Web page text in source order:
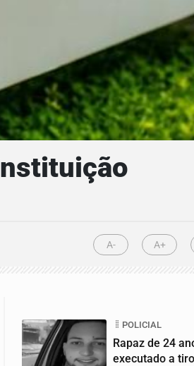
A- A+
POLICIAL
Rapaz de 24
executado a